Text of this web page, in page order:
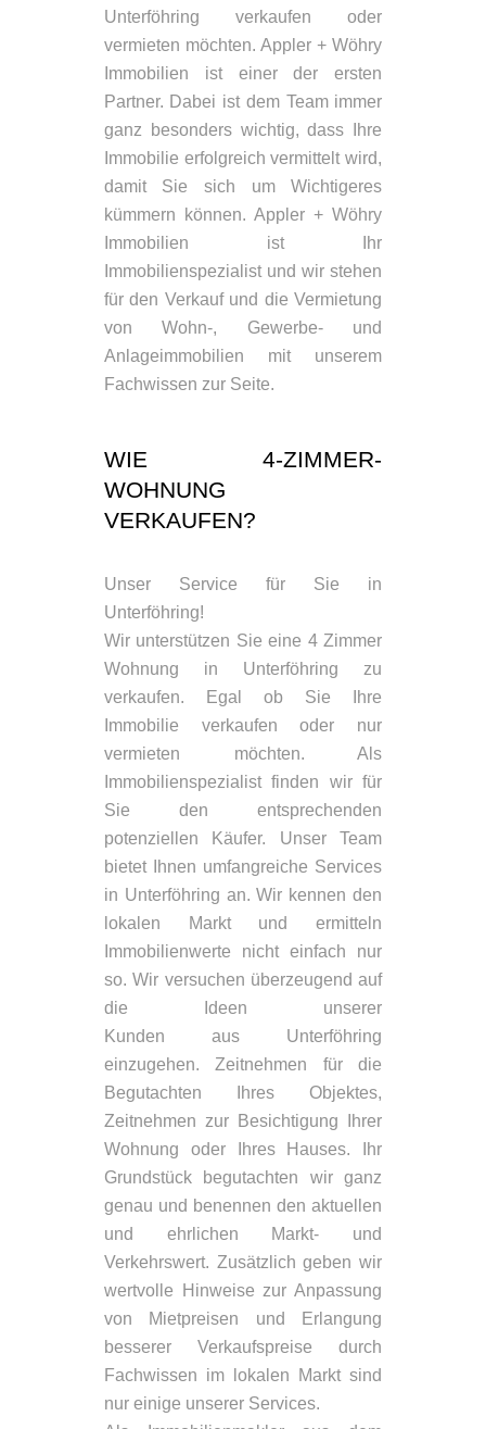
Unterföhring verkaufen oder
vermieten möchten. Appler + Wöhry
Immobilien ist einer der ersten
Partner. Dabei ist dem Team immer
ganz besonders wichtig, dass Ihre
Immobilie erfolgreich vermittelt wird,
damit Sie sich um Wichtigeres
kümmern können. Appler + Wöhry
Immobilien ist Ihr
Immobilienspezialist und wir stehen
für den Verkauf und die Vermietung
von Wohn-, Gewerbe- und
Anlageimmobilien mit unserem
Fachwissen zur Seite.
WIE 4-ZIMMER-
WOHNUNG
VERKAUFEN?
Unser Service für Sie in
Unterföhring!
Wir unterstützen Sie eine 4 Zimmer
Wohnung in Unterföhring zu
verkaufen. Egal ob Sie Ihre
Immobilie verkaufen oder nur
vermieten möchten. Als
Immobilienspezialist finden wir für
Sie den entsprechenden
potenziellen Käufer. Unser Team
bietet Ihnen umfangreiche Services
in Unterföhring an. Wir kennen den
lokalen Markt und ermitteln
Immobilienwerte nicht einfach nur
so. Wir versuchen überzeugend auf
die Ideen unserer
Kunden aus Unterföhring
einzugehen. Zeitnehmen für die
Begutachten Ihres Objektes,
Zeitnehmen zur Besichtigung Ihrer
Wohnung oder Ihres Hauses. Ihr
Grundstück begutachten wir ganz
genau und benennen den aktuellen
und ehrlichen Markt- und
Verkehrswert. Zusätzlich geben wir
wertvolle Hinweise zur Anpassung
von Mietpreisen und Erlangung
besserer Verkaufspreise durch
Fachwissen im lokalen Markt sind
nur einige unserer Services.